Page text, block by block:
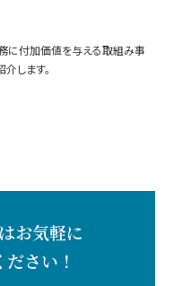
に付加価値を与える取組み事
します。
お気軽に
さい！